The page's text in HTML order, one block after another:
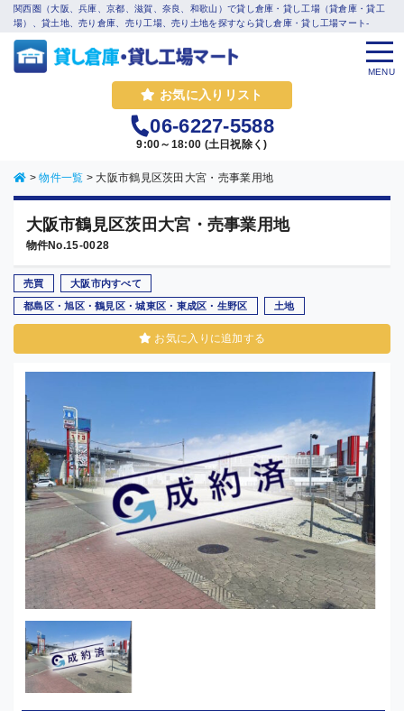
関西圏（大阪、兵庫、京都、滋賀、奈良、和歌山）で貸し倉庫・貸し工場（貸倉庫・貸工
場）、貸土地、売り倉庫、売り工場、売り土地を探すなら貸し倉庫・貸し工場マート-
お気に入りリスト
06-6227-5588
9:00～18:00 (土日祝除く)
MENU
>物件一覧 > 大阪市鶴見区茨田大宮・売事業用地
大阪市鶴見区茨田大宮・売事業用地
物件No.15-0028
売買 大阪市内すべて
都島区・旭区・鶴見区・城東区・東成区・生野区 土地
お気に入りに追加する